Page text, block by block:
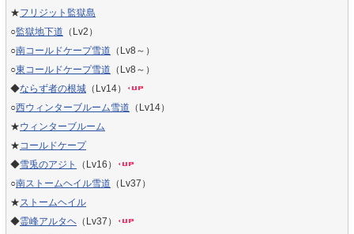
★フリジット監獄島
○監獄地下道 （Lv2）
○南コールドケープ雪道 （Lv8～）
○東コールドケープ雪道 （Lv8～）
◆ならず者の根城 （Lv14）
○西ウィンターブルーム雪道 （Lv14）
★ウィンターブルーム
★コールドケープ
◆雪兎のアジト
（Lv16）
○南ストームヘイル雪道 （Lv37）
★ストームヘイル
◆霊峰アルタヘ （Lv37）